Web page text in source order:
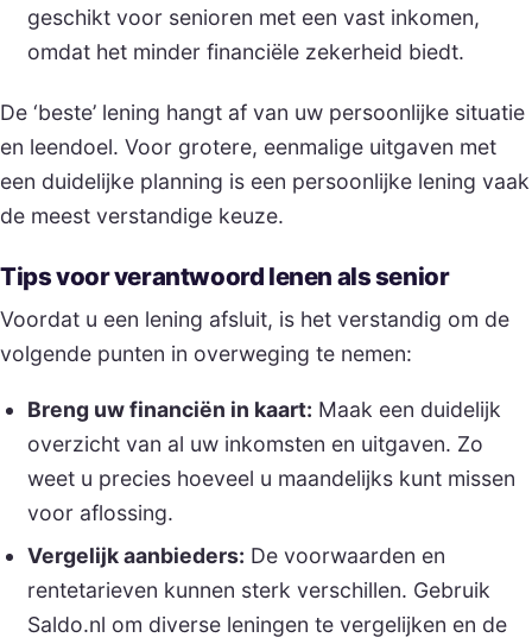
geschikt voor senioren met een vast inkomen,
omdat het minder financiële zekerheid biedt.
De ‘beste’ lening hangt af van uw persoonlijke situatie
en leendoel. Voor grotere, eenmalige uitgaven met
een duidelijke planning is een persoonlijke lening vaak
de meest verstandige keuze.
Tips voor verantwoord lenen als senior
Voordat u een lening afsluit, is het verstandig om de
volgende punten in overweging te nemen:
Breng uw financiën in kaart: Maak een duidelijk
overzicht van al uw inkomsten en uitgaven. Zo
weet u precies hoeveel u maandelijks kunt missen
voor aflossing.
Vergelijk aanbieders: De voorwaarden en
rentetarieven kunnen sterk verschillen. Gebruik
Saldo.nl om diverse leningen te vergelijken en de